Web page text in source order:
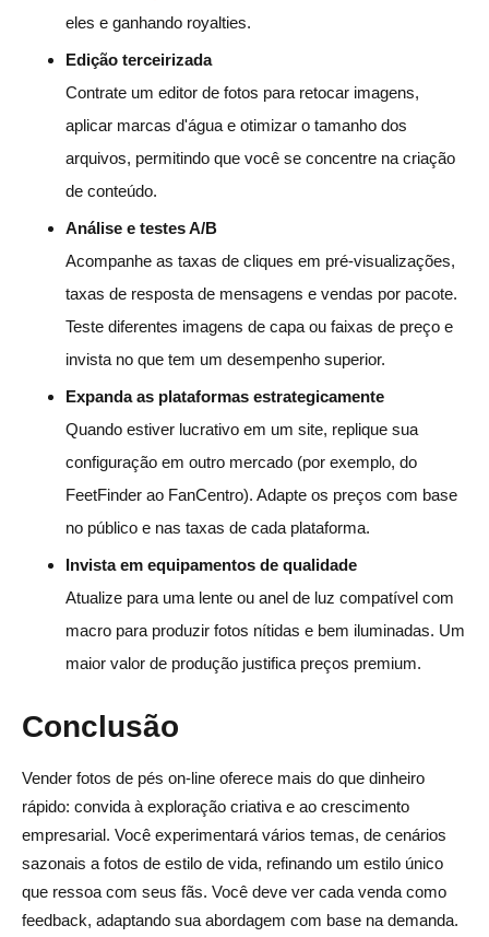
eles e ganhando royalties.
Edição terceirizada
Contrate um editor de fotos para retocar imagens,
aplicar marcas d'água e otimizar o tamanho dos
arquivos, permitindo que você se concentre na criação
de conteúdo.
Análise e testes A/B
Acompanhe as taxas de cliques em pré-visualizações,
taxas de resposta de mensagens e vendas por pacote.
Teste diferentes imagens de capa ou faixas de preço e
invista no que tem um desempenho superior.
Expanda as plataformas estrategicamente
Quando estiver lucrativo em um site, replique sua
configuração em outro mercado (por exemplo, do
FeetFinder ao FanCentro). Adapte os preços com base
no público e nas taxas de cada plataforma.
Invista em equipamentos de qualidade
Atualize para uma lente ou anel de luz compatível com
macro para produzir fotos nítidas e bem iluminadas. Um
maior valor de produção justifica preços premium.
Conclusão
Vender fotos de pés on-line oferece mais do que dinheiro
rápido: convida à exploração criativa e ao crescimento
empresarial. Você experimentará vários temas, de cenários
sazonais a fotos de estilo de vida, refinando um estilo único
que ressoa com seus fãs. Você deve ver cada venda como
feedback, adaptando sua abordagem com base na demanda.